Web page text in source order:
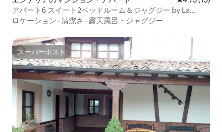
アパート6 スイート2ベッドルーム＆ジャグジー by La
Bárcena
ロケーション · 清潔さ · 露天風呂・ジャグジー
スーパーホスト
スーパーホスト